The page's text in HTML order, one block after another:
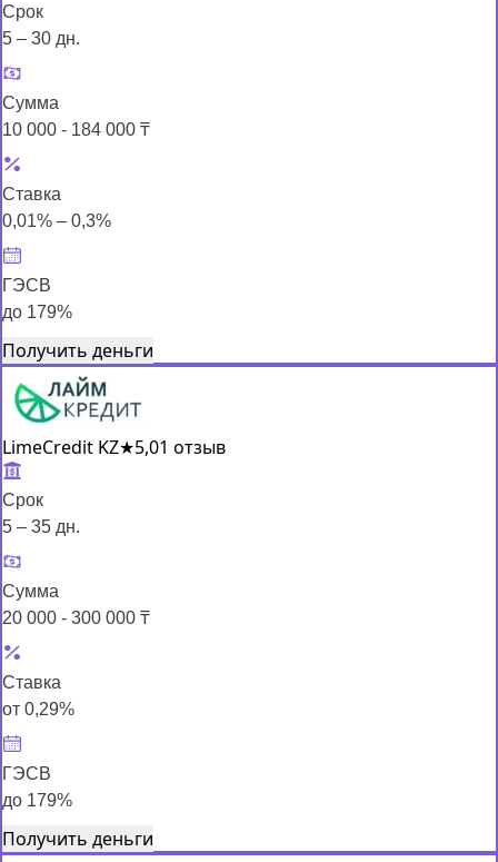
Срок
5 – 30 дн.
Сумма
10 000 - 184 000 ₸
Ставка
0,01% – 0,3%
ГЭСВ
до 179%
Получить деньги
LimeCredit KZ★5,01 отзыв
Срок
5 – 35 дн.
Сумма
20 000 - 300 000 ₸
Ставка
от 0,29%
ГЭСВ
до 179%
Получить деньги